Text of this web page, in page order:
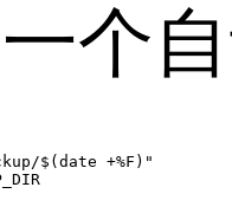
个
$(date +%F)"